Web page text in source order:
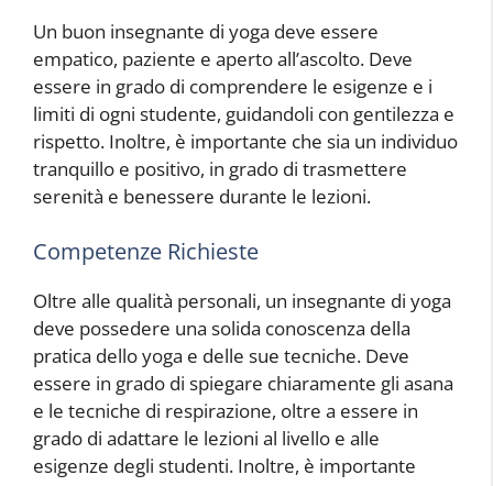
Un buon insegnante di yoga deve essere
empatico, paziente e aperto all’ascolto. Deve
essere in grado di comprendere le esigenze e i
limiti di ogni studente, guidandoli con gentilezza e
rispetto. Inoltre, è importante che sia un individuo
tranquillo e positivo, in grado di trasmettere
serenità e benessere durante le lezioni.
Competenze Richieste
Oltre alle qualità personali, un insegnante di yoga
deve possedere una solida conoscenza della
pratica dello yoga e delle sue tecniche. Deve
essere in grado di spiegare chiaramente gli asana
e le tecniche di respirazione, oltre a essere in
grado di adattare le lezioni al livello e alle
esigenze degli studenti. Inoltre, è importante